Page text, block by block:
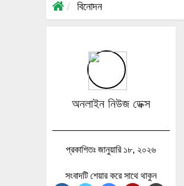
বিনোদন
অনলাইন নিউজ ডেক্স
প্রকাশিতঃ জানুয়ারি ১৮, ২০২৬
সংবাদটি শেয়ার করে সাথে থাকুন